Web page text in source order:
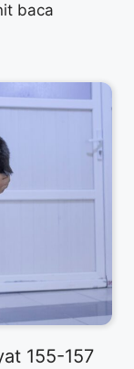
baca
155-157